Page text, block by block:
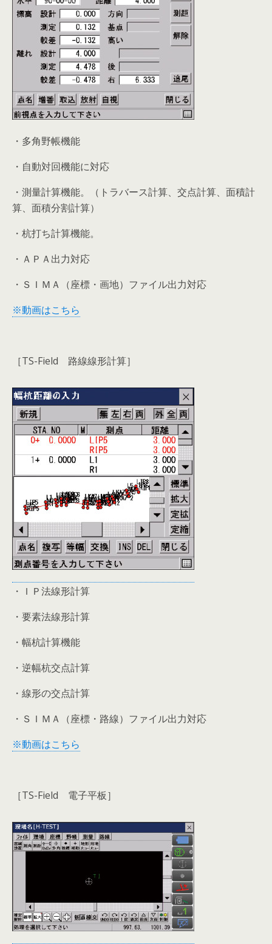
・多角野帳機能
・自動対回機能に対応
・測量計算機能。（トラバース計算、交点計算、面積計
算、面積分割計算）
・杭打ち計算機能。
・ＡＰＡ出力対応
・ＳＩＭＡ（座標・画地）ファイル出力対応
※動画はこちら
［TS-Field 路線線形計算］
・ＩＰ法線形計算
・要素法線形計算
・幅杭計算機能
・逆幅杭交点計算
・線形の交点計算
・ＳＩＭＡ（座標・路線）ファイル出力対応
※動画はこちら
［TS-Field 電子平板］